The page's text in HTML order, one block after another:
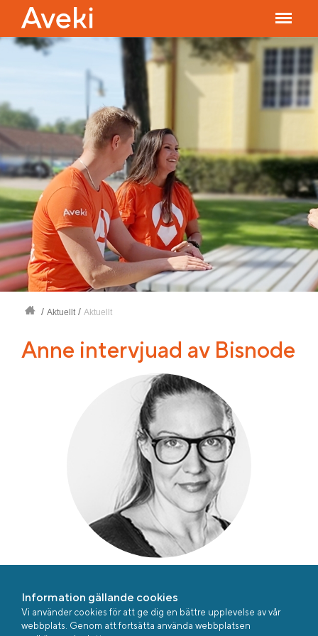
Information gällande cookies
Vi använder cookies för att ge dig en bättre upplevelse av vår
webbplats. Genom att fortsätta använda webbplatsen
/ Aktuellt / Aktuellt
Anne intervjuad av Bisnode
Bisnode frågade åtta företagsledare (av 641) om vad som